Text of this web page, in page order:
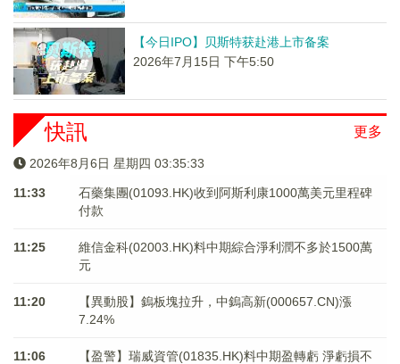
【今日IPO】贝斯特获赴港上市备案
2026年7月15日 下午5:50
更多
快訊
2026年8月6日 星期四 03:35:34
11:33
石藥集團(01093.HK)收到阿斯利康1000萬美元里程碑
付款
11:25
維信金科(02003.HK)料中期綜合淨利潤不多於1500萬
元
11:20
【異動股】鎢板塊拉升，中鎢高新(000657.CN)漲
7.24%
11:06
【盈警】瑞威資管(01835.HK)料中期盈轉虧 淨虧損不